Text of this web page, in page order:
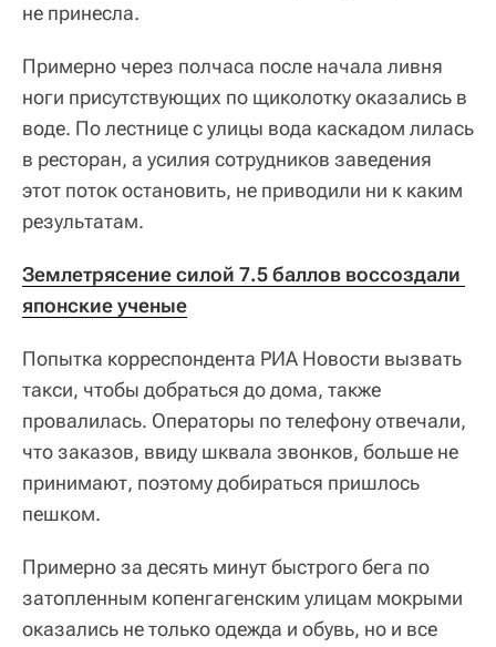
не принесла.
Примерно через полчаса после начала ливня
ноги присутствующих по щиколотку оказались в
воде. По лестнице с улицы вода каскадом лилась
в ресторан, а усилия сотрудников заведения
этот поток остановить, не приводили ни к каким
результатам.
Землетрясение силой 7.5 баллов воссоздали
японские ученые
Попытка корреспондента РИА Новости вызвать
такси, чтобы добраться до дома, также
провалилась. Операторы по телефону отвечали,
что заказов, ввиду шквала звонков, больше не
принимают, поэтому добираться пришлось
пешком.
Примерно за десять минут быстрого бега по
затопленным копенгагенским улицам мокрыми
оказались не только одежда и обувь, но и все